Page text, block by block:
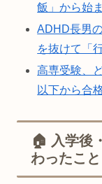
飯」から始
ADHD長男
を抜けて「
高専受験、
以下から合
🏠 入学後
わったこと